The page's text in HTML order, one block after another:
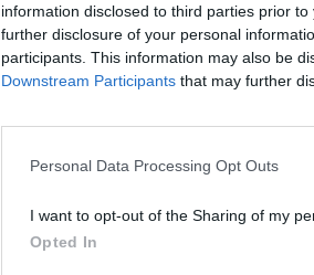
information disclosed to third parties prior
further disclosure of your personal
participants. This information may also be
Downstream Participants that may further
Personal Data Processing Opt Outs
I want to opt-out of the Sharing of my
Opted In